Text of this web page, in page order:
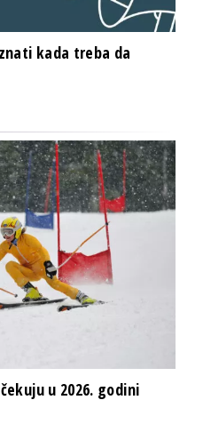
kada treba da
u 2026. godini